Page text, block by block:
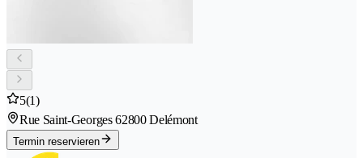
5(1)
Rue Saint-Georges 62800 Delémont
Termin reservieren